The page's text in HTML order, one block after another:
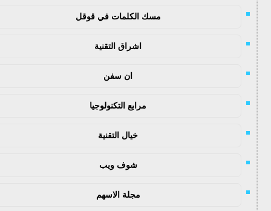
مسك الكلمات في قوقل
اشراق التقنية
ان سفن
مرابع التكنولوجيا
خيال التقنية
شوف ويب
مجلة الاسهم